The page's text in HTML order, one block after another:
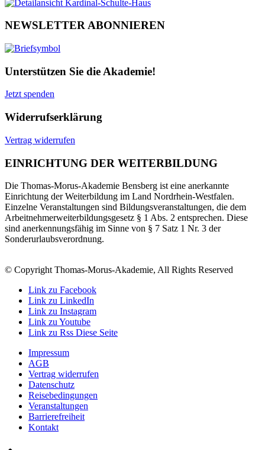
NEWSLETTER ABONNIEREN
Unterstützen Sie die Akademie!
Jetzt spenden
Widerrufserklärung
Vertrag widerrufen
EINRICHTUNG DER WEITERBILDUNG
Die Thomas-Morus-Akademie Bensberg ist eine anerkannte
Einrichtung der Weiterbildung im Land Nordrhein-Westfalen.
Einzelne Veranstaltungen sind Bildungsveranstaltungen, die dem
Arbeitnehmerweiterbildungsgesetz § 1 Abs. 2 entsprechen. Diese
sind anerkennungsfähig im Sinne von § 7 Satz 1 Nr. 3 der
Sonderurlaubsverordnung.
© Copyright Thomas-Morus-Akademie, All Rights Reserved
Link zu Facebook
Link zu LinkedIn
Link zu Instagram
Link zu Youtube
Link zu Rss Diese Seite
Impressum
AGB
Vertrag widerrufen
Datenschutz
Reisebedingungen
Veranstaltungen
Barrierefreiheit
Kontakt